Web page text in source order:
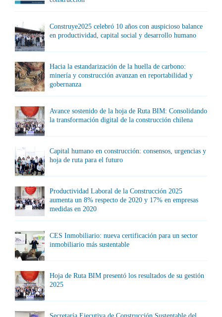
Construye2025 celebró 10 años con auspicioso balance
en productividad, capital social y desarrollo humano
Hacia la estandarización de la huella de carbono:
minería y construcción avanzan en reportabilidad y
gobernanza
Avance sostenido de la hoja de Ruta BIM: Consolidando
la transformación digital de la construcción chilena
Capital humano en construcción: consensos, urgencias y
hoja de ruta para el futuro
Productividad Laboral de la Construcción 2025
aumenta un 8% respecto de 2020 y 17% en empresas
medidas en 2020
CES Inmobiliario: nueva certificación para un sector
inmobiliario más sustentable
Hoja de Ruta BIM presentó los resultados de su gestión
2025
Secretaría Ejecutiva de Construcción Sustentable del